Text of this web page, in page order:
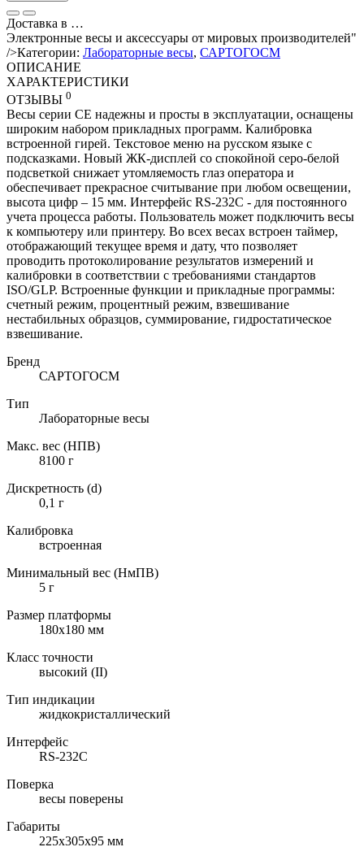
Доставка в …
Электронные весы и аксессуары от мировых производителей"
/>Категории: Лабораторные весы, САРТОГОСМ
ОПИСАНИЕ
ХАРАКТЕРИСТИКИ
ОТЗЫВЫ 0
Весы серии СЕ надежны и просты в эксплуатации, оснащены
широким набором прикладных программ. Калибровка
встроенной гирей. Текстовое меню на русском языке с
подсказками. Новый ЖК-дисплей со спокойной серо-белой
подсветкой снижает утомляемость глаз оператора и
обеспечивает прекрасное считывание при любом освещении,
высота цифр – 15 мм. Интерфейс RS-232C - для постоянного
учета процесса работы. Пользователь может подключить весы
к компьютеру или принтеру. Во всех весах встроен таймер,
отображающий текущее время и дату, что позволяет
проводить протоколирование результатов измерений и
калибровки в соответствии с требованиями стандартов
ISO/GLP. Встроенные функции и прикладные программы:
счетный режим, процентный режим, взвешивание
нестабильных образцов, суммирование, гидростатическое
взвешивание.
Бренд
САРТОГОСМ
Тип
Лабораторные весы
Макс. вес (НПВ)
8100 г
Дискретность (d)
0,1 г
Калибровка
встроенная
Минимальный вес (НмПВ)
5 г
Размер платформы
180х180 мм
Класс точности
высокий (II)
Тип индикации
жидкокристаллический
Интерфейс
RS-232C
Поверка
весы поверены
Габариты
225х305х95 мм